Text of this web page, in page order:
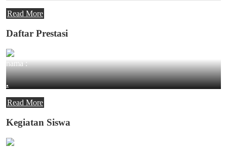
Read More
Daftar Prestasi
nama :
.
Read More
Kegiatan Siswa